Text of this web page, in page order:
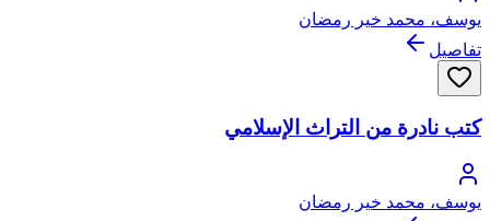
يوسف، محمد خير رمضان
تفاصيل
كتب نادرة من التراث الإسلامي
يوسف، محمد خير رمضان